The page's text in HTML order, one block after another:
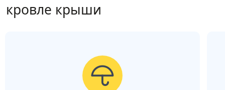
кровле крыши